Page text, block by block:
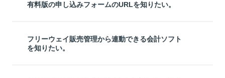
有料版の申し込みフォームのURLを知りたい。
フリーウェイ販売管理から連動できる会計ソフト
を知りたい。